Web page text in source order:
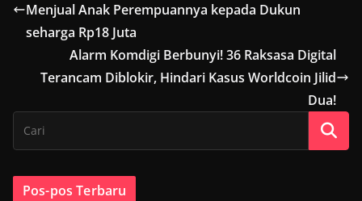
Menjual Anak Perempuannya kepada Dukun
seharga Rp18 Juta
Alarm Komdigi Berbunyi! 36 Raksasa Digital
Terancam Diblokir, Hindari Kasus Worldcoin Jilid
Dua!
Pos-pos Terbaru